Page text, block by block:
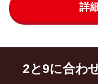
詳
2と9に合わ